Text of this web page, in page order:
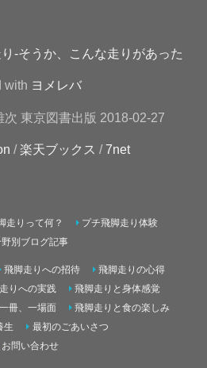
-そうか、こんな走りがあった
with ヨメレバ
次 東京図書出版 2018-02-27
/楽天ブックス /7net
走りって何？
プチ飛脚走り体験
野別ブログ記事
飛脚走りへの招待
飛脚走りの心得
りへの実践
飛脚走りと身体感覚
冊、一場面
飛脚走りと食の楽しみ
生
最初のごあいさつ
お問い合わせ